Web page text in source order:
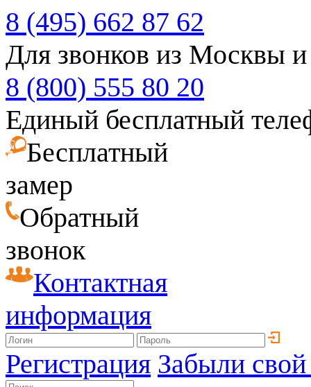
8 (495) 662 87 62
Для звонков из Москвы
8 (800) 555 80 20
Единый бесплатный
Бесплатный
замер
Обратный
звонок
Контактная
информация
Регистрация Забыли